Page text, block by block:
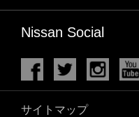
Nissan Social
サイトマップ